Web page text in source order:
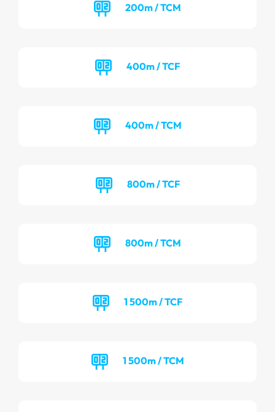
200m / TCM
400m / TCF
400m / TCM
800m / TCF
800m / TCM
1 500m / TCF
1 500m / TCM